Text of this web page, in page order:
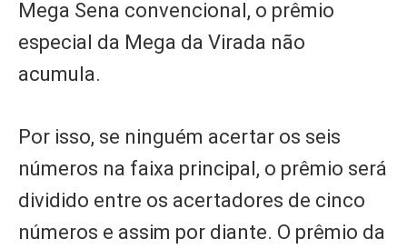
Mega Sena convencional, o prêmio
especial da Mega da Virada não
acumula.
Por isso, se ninguém acertar os seis
números na faixa principal, o prêmio será
dividido entre os acertadores de cinco
números e assim por diante. O prêmio da